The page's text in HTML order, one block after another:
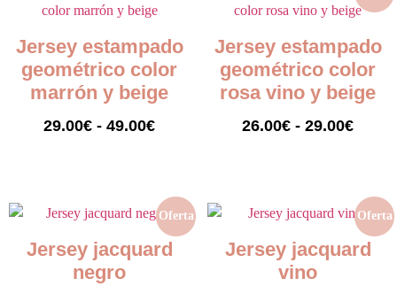
Jersey estampado
geométrico color
marrón y beige
29.00€ - 49.00€
Jersey estampado
geométrico color
rosa vino y beige
26.00€ - 29.00€
Oferta
Jersey jacquard
negro
Oferta
Jersey jacquard
vino